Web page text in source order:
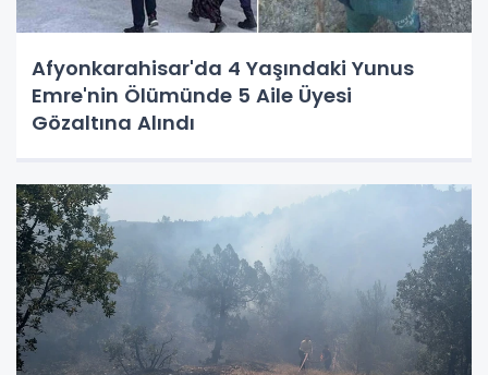
Afyonkarahisar'da 4 Yaşındaki Yunus
Emre'nin Ölümünde 5 Aile Üyesi
Gözaltına Alındı